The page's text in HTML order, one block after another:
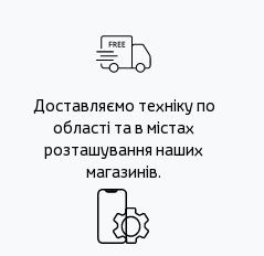
Доставляємо техніку по
області та в містах
розташування наших
магазинів.